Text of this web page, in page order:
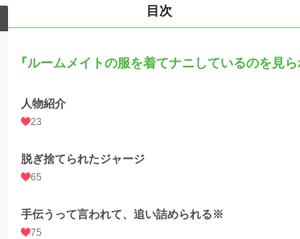
目次
『ルームメイトの服を着てナニしているのを見ら
人物紹介
23
脱ぎ捨てられたジャージ
65
手伝うって言われて、追い詰められる※
75